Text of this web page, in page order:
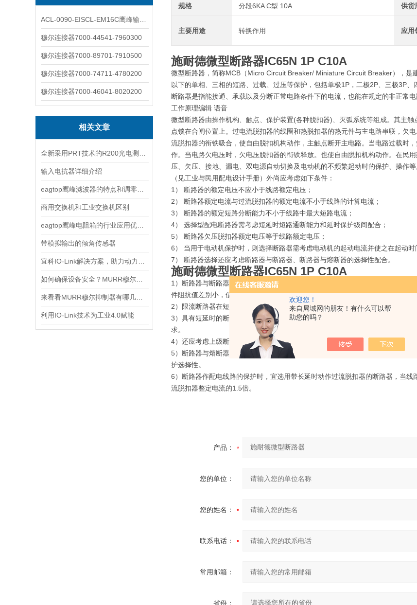
欢迎您！
来自局域网的朋友！有什么可以帮
助您的吗？
穆尔连接器7000-44541-7960300
穆尔连接器7000-89701-7910500
穆尔连接器7000-74711-4780200
穆尔连接器7000-46041-8020200
相关文章
输入电抗器详细介绍
商用交换机和工业交换机区别
带模拟输出的倾角传感器
利用IO-Link技术为工业4.0赋能
规格 分段6KA C型 10A 供货
主要用途 转换作用 应用
施耐德微型断路器IC65N 1P C10A
微型断路器，简称MCB（Micro Circuit Breaker/ Miniature Circuit Breaker），
以下的单相、三相的短路、过载、过压等保护，包括单极1P，二极2P、三极3P、
断路器是指能接通、承载以及分断正常电路条件下的电流，也能在规定的非正常
工作原理编辑 语音
微型断路器由操作机构、触点、保护装置(各种脱扣器)、灭弧系统等组成。其主
点锁在合闸位置上。过电流脱扣器的线圈和热脱扣器的热元件与主电路串联，欠
流脱扣器的衔铁吸合，使自由脱扣机构动作，主触点断开主电路。当电路过载时
作。当电路欠电压时，欠电压脱扣器的衔铁释放。也使自由脱扣机构动作。在民
压、欠压、接地、漏电、双电源自动切换及电动机的不频繁起动时的保护、操作
（见工业与民用配电设计手册）外尚应考虑如下条件：
1） 断路器的额定电压不应小于线路额定电压；
2） 断路器额定电流与过流脱扣器的额定电流不小于线路的计算电流；
3） 断路器的额定短路分断能力不小于线路中最大短路电流；
4） 选择型配电断路器需考虑短延时短路通断能力和延时保护级间配合；
5） 断路器欠压脱扣器额定电压等于线路额定电压；
6） 当用于电动机保护时，则选择断路器需考虑电动机的起动电流并使之在起动
7） 断路器选择还应考虑断路器与断路器、断路器与熔断器的选择性配合。
施耐德微型断路器IC65N 1P C10A
1）断路器与断路器的配合应考虑上级断路器的瞬时脱扣器动作值，应大于下级
件阻抗值差别小，使之短路电流值差别不大，则上级断路器可选择带短延时的脱扣
2）限流断路器在短路电流大于或等于其瞬时脱扣器整定值时，将会在数毫秒内脱
3）具有短延时的断路器，当其时限整定在最大延时时，其通断能力下降，因此
求。
4）还应考虑上级断路器的短路延时可返回特性与下级断路器的动作特性时间曲线
5）断路器与熔断器配合使用时应考虑上下级的配合，应将断路器的安秒特性曲
护选择性。
6）断路器作配电线路的保护时，宜选用带长延时动作过流脱扣器的断路器，当
流脱扣器整定电流的1.5倍。
产品：
您的单位：
您的姓名：
联系电话：
常用邮箱：
省份：